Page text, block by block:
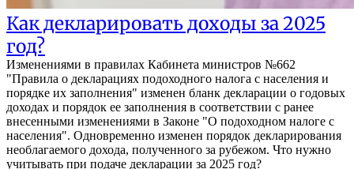
Как декларировать доходы за 2025
год?
Изменениями в правилах Кабинета министров №662
"Правила о декларациях подоходного налога с населения и
порядке их заполнения" изменен бланк декларации о годовых
доходах и порядок ее заполнения в соответствии с ранее
внесенными изменениями в Законе "О подоходном налоге с
населения". Одновременно изменен порядок декларирования
необлагаемого дохода, полученного за рубежом. Что нужно
учитывать при подаче декларации за 2025 год?